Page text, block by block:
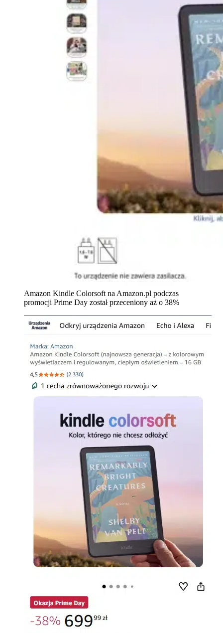
Amazon Kindle Colorsoft na Amazon.pl podczas
promocji Prime Day został przeceniony aż o 38%